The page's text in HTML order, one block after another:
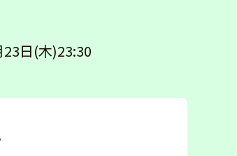
日(木)23:30